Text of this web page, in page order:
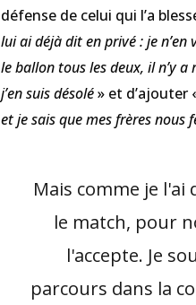
défense de celui qui l’a
lui ai déjà dit en privé : je n’en
le ballon tous les deux, il n’y a
j’en suis désolé» et d’ajouter
et je sais que mes frères nous
Mais comme je
le match, pour
l'accepte. Je
parcours dans la